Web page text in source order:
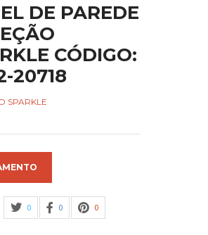
DE PAREDE
CÓDIGO:
20718
SPARKLE
0 0 0